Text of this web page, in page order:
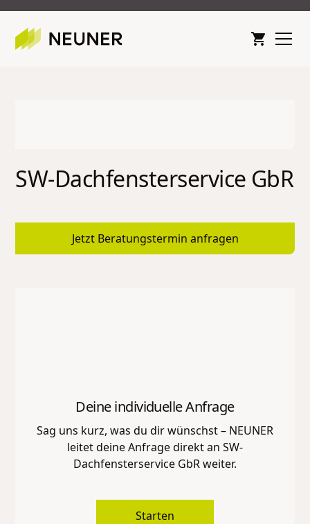
SW-Dachfensterservice GbR
Jetzt Beratungstermin anfragen
Deine individuelle Anfrage
Sag uns kurz, was du dir wünschst – NEUNER
leitet deine Anfrage direkt an SW-
Dachfensterservice GbRweiter.
Starten